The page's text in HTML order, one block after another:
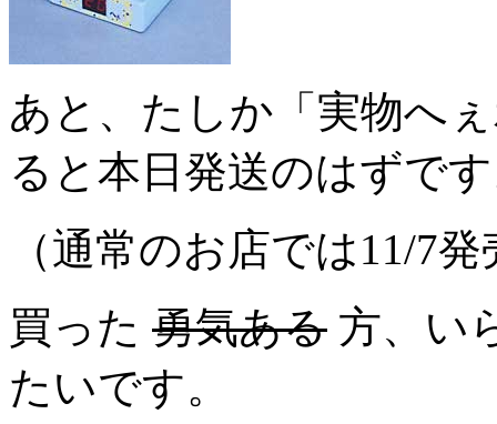
あと、たしか「実物へ
ると本日発送のはずで
（通常のお店では11/7発
買った 勇気ある 方、い
たいです。